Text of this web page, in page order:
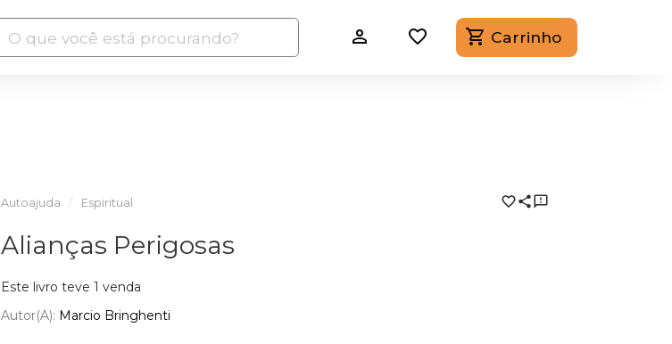
Carrinho
Autoajuda Espiritual
Alianças Perigosas
Este livro teve 1 venda
Autor(a): Marcio Bringhenti